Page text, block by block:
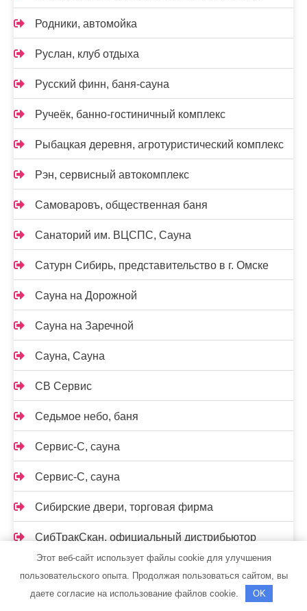
Родники, автомойка
Руслан, клуб отдыха
Русский финн, баня-сауна
Ручеёк, банно-гостиничный комплекс
Рыбацкая деревня, агротуристический комплекс
Рэн, сервисный автокомплекс
Самоваровъ, общественная баня
Санаторий им. ВЦСПС, Сауна
Сатурн Сибирь, представительство в г. Омске
Сауна на Дорожной
Сауна на Заречной
Сауна, Сауна
СВ Сервис
Седьмое небо, баня
Сервис-С, сауна
Сервис-С, сауна
Сибирские двери, торговая фирма
СибТракСкан, официальный дистрибьютор
DongFeng, официальный дилер Scania, Daewoo,
Sitrak
Этот веб-сайт использует файлы cookie для улучшения
пользовательского опыта. Продолжая пользоваться сайтом, вы
даете согласие на использование файлов cookie.
OK